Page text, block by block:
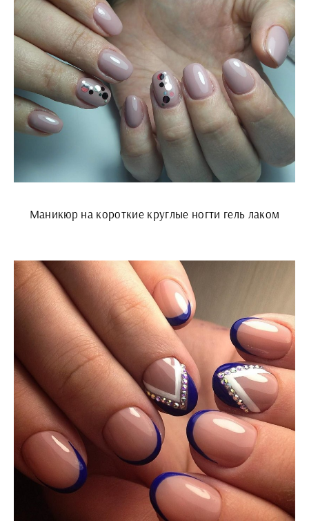
Маникюр на короткие круглые ногти гель лаком